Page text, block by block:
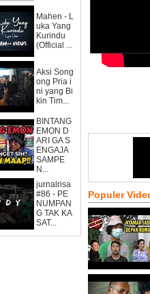
Mahen - L
uka Yang
Kurindu
(Official ...
Aksi Song
ong Pria i
ni yang Bi
kin Tim...
BINTANG
EMON D
ARI GA S
ENGAJA
SAMPE
N...
jurnalrisa
#86 - PE
NUMPAN
G TAK KA
SAT...
Populer